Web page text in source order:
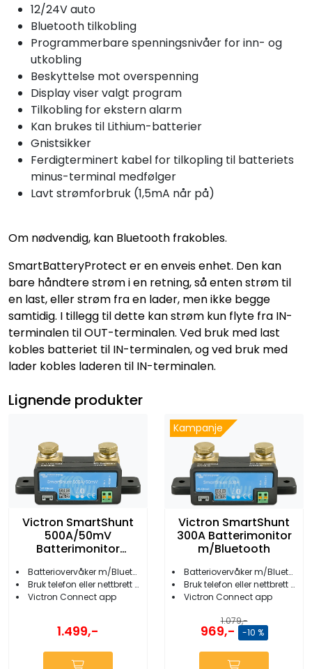
12/24V auto
Bluetooth tilkobling
Programmerbare spenningsnivåer for inn- og
utkobling
Beskyttelse mot overspenning
Display viser valgt program
Tilkobling for ekstern alarm
Kan brukes til Lithium-batterier
Gnistsikker
Ferdigterminert kabel for tilkopling til batteriets
minus-terminal medfølger
Lavt strømforbruk (1,5mA når på)
Om nødvendig, kan Bluetooth frakobles.
SmartBatteryProtect er en enveis enhet. Den kan
bare håndtere strøm i en retning, så enten strøm til
en last, eller strøm fra en lader, men ikke begge
samtidig. I tillegg til dette kan strøm kun flyte fra IN-
terminalen til OUT-terminalen. Ved bruk med last
kobles batteriet til IN-terminalen, og ved bruk med
lader kobles laderen til IN-terminalen.
Lignende produkter
Victron SmartShunt
500A/50mV
Batterimonitor
Batteriovervåker m/Bluetooth
Bruk telefon eller nettbrett som skjerm
Victron Connect app
1.499,-
Kampanje
Victron SmartShunt
300A Batterimonitor
m/Bluetooth
Batteriovervåker m/Bluetooth
Bruk telefon eller nettbrett som skjerm
Victron Connect app
1.079,-
969,- -10 %